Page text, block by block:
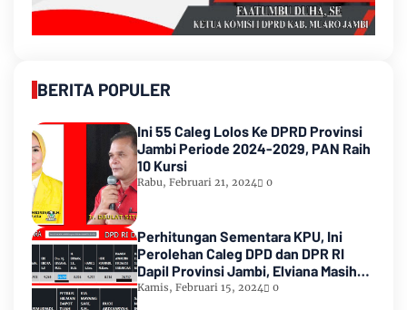
BERITA POPULER
Ini 55 Caleg Lolos Ke DPRD Provinsi
Jambi Periode 2024-2029, PAN Raih
10 Kursi
Rabu, Februari 21, 2024 0
Perhitungan Sementara KPU, Ini
Perolehan Caleg DPD dan DPR RI
Dapil Provinsi Jambi, Elviana Masih
Urutan Kedua Teratas
Kamis, Februari 15, 2024 0